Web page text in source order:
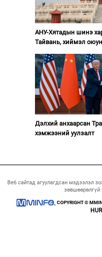
АНУ-Хятадын шинэ
Тайвань, хиймэл
Дэлхий анхаарсан
хэмжээний уулзалт
Веб сайтад агуулагдсан мэдээлэл
зөвшөөрөлгүй
COPYRIGHT ©